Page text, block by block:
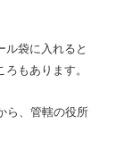
ル袋に入れると
もあります。
ら、管轄の役所